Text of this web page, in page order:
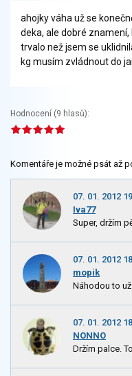
ahojky váha už se
deka, ale dobré
trvalo než jsem se
kg musím zvládnout do
Hodnocení (9 hlasů):
Komentáře je možné psát až
07. 01. 2012
Iva77
Super, držím
07. 01. 2012
mopik
Náhodou to
07. 01. 2012
NONNO
Držím palce.